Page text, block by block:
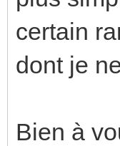
certain
dont je
Bien à